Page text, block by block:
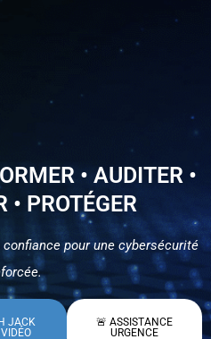
• AUDITER •
• PROTÉGER
pour une cybersécurité
JACK
🚨 ASSISTANCE
URGENCE